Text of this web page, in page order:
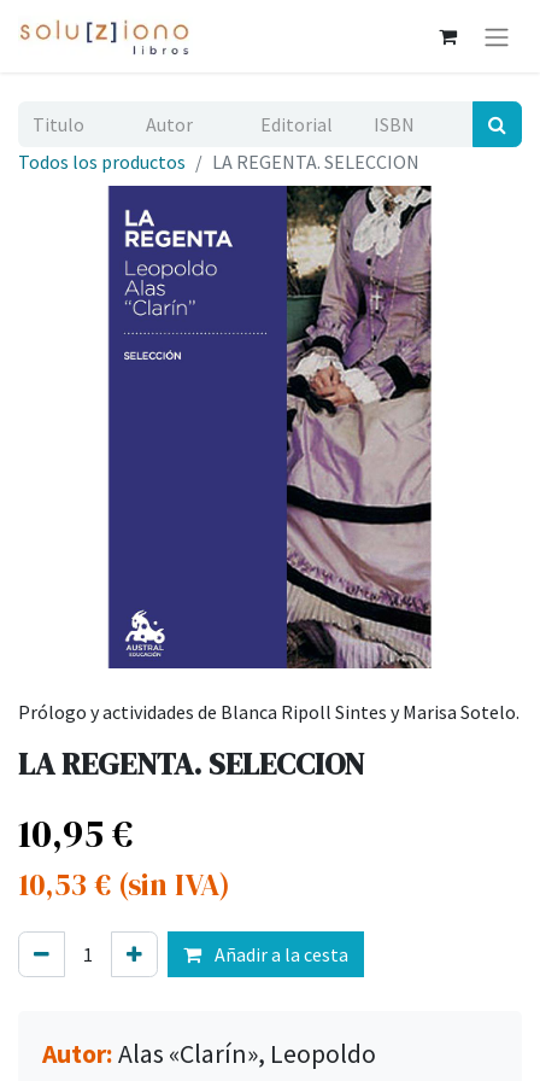
Todos los productos LA REGENTA. SELECCION
Prólogo y actividades de Blanca Ripoll Sintes y Marisa Sotelo.
LA REGENTA. SELECCION
10,95€
10,53 € (sin IVA)
Añadir a la cesta
Autor:Alas «Clarín», Leopoldo